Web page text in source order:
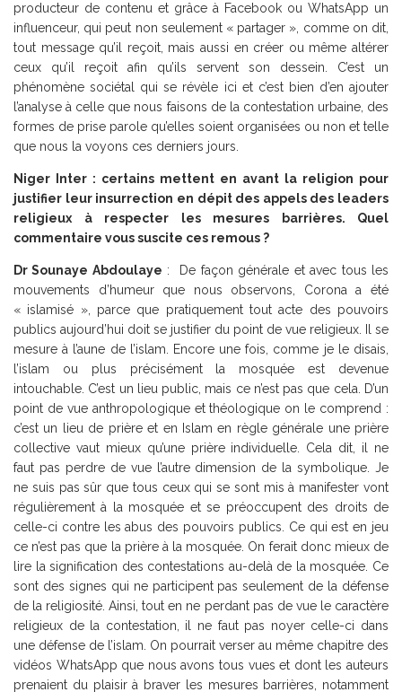
producteur de contenu et grâce à Facebook ou WhatsApp un
influenceur, qui peut non seulement « partager », comme on dit,
tout message qu’il reçoit, mais aussi en créer ou même altérer
ceux qu’il reçoit afin qu’ils servent son dessein. C’est un
phénomène sociétal qui se révèle ici et c’est bien d’en ajouter
l’analyse à celle que nous faisons de la contestation urbaine, des
formes de prise parole qu’elles soient organisées ou non et telle
que nous la voyons ces derniers jours.
Niger Inter : certains mettent en avant la religion pour
justifier leur insurrection en dépit des appels des leaders
religieux à respecter les mesures barrières. Quel
commentaire vous suscite ces remous ?
Dr Sounaye Abdoulaye : De façon générale et avec tous les
mouvements d’humeur que nous observons, Corona a été
« islamisé », parce que pratiquement tout acte des pouvoirs
publics aujourd’hui doit se justifier du point de vue religieux. Il se
mesure à l’aune de l’islam. Encore une fois, comme je le disais,
l’islam ou plus précisément la mosquée est devenue
intouchable. C’est un lieu public, mais ce n’est pas que cela. D’un
point de vue anthropologique et théologique on le comprend :
c’est un lieu de prière et en Islam en règle générale une prière
collective vaut mieux qu’une prière individuelle. Cela dit, il ne
faut pas perdre de vue l’autre dimension de la symbolique. Je
ne suis pas sûr que tous ceux qui se sont mis à manifester vont
régulièrement à la mosquée et se préoccupent des droits de
celle-ci contre les abus des pouvoirs publics. Ce qui est en jeu
ce n’est pas que la prière à la mosquée. On ferait donc mieux de
lire la signification des contestations au-delà de la mosquée. Ce
sont des signes qui ne participent pas seulement de la défense
de la religiosité. Ainsi, tout en ne perdant pas de vue le caractère
religieux de la contestation, il ne faut pas noyer celle-ci dans
une défense de l’islam. On pourrait verser au même chapitre des
vidéos WhatsApp que nous avons tous vues et dont les auteurs
prenaient du plaisir à braver les mesures barrières, notamment